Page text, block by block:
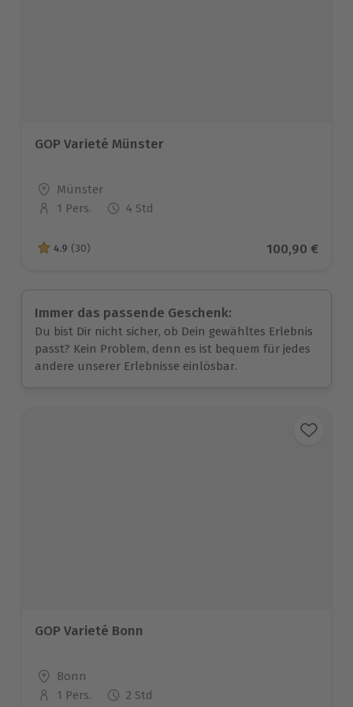
GOP Varieté Münster
Standort
Münster
Anzahl der Teilnehmer
1 Pers. 4 Std
4.9 von 5 Sternen basierend auf 30 Bewertungen
4.9 (30) Aktueller
100,90 €
Immer das passende Geschenk:
Du bist Dir nicht sicher, ob Dein gewähltes Erlebnis
passt? Kein Problem, denn es ist bequem für jedes
andere unserer Erlebnisse einlösbar.
GOP Varieté Bonn
Standort
Bonn
Anzahl der Teilnehmer
1 Pers. 2 Std